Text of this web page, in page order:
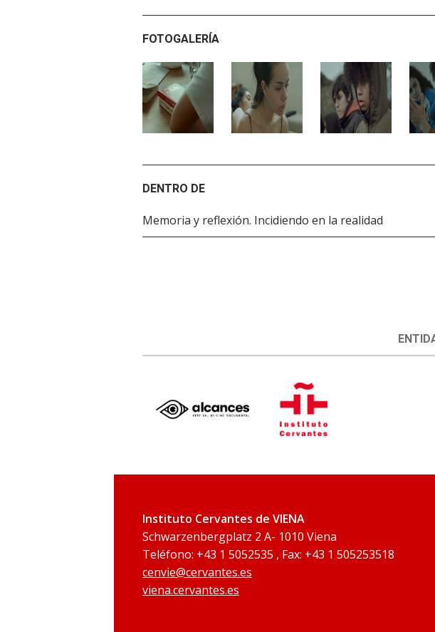
FOTOGALERÍA
DENTRO DE
Memoria y reflexión. Incidiendo en la realidad
Instituto Cervantes de VIENA
Schwarzenbergplatz 2 A- 1010 Viena
Teléfono: +43 1 5052535 , Fax: +43 1 505253518
cenvie@cervantes.es
viena.cervantes.es